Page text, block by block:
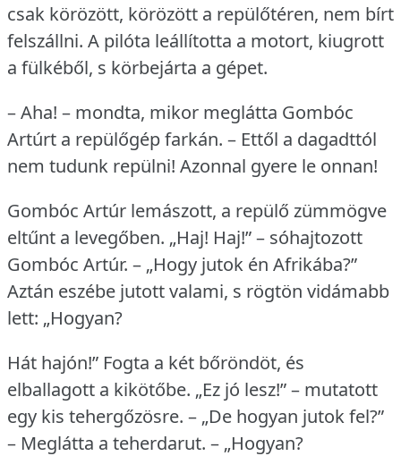
csak körözött, körözött a repülőtéren, nem bírt
felszállni. A pilóta leállította a motort, kiugrott
a fülkéből, s körbejárta a gépet.
– Aha! – mondta, mikor meglátta Gombóc
Artúrt a repülőgép farkán. – Ettől a dagadttól
nem tudunk repülni! Azonnal gyere le onnan!
Gombóc Artúr lemászott, a repülő zümmögve
eltűnt a levegőben. „Haj! Haj!” – sóhajtozott
Gombóc Artúr. – „Hogy jutok én Afrikába?”
Aztán eszébe jutott valami, s rögtön vidámabb
lett: „Hogyan?
Hát hajón!” Fogta a két bőröndöt, és
elballagott a kikötőbe. „Ez jó lesz!” – mutatott
egy kis tehergőzösre. – „De hogyan jutok fel?”
– Meglátta a teherdarut. – „Hogyan?